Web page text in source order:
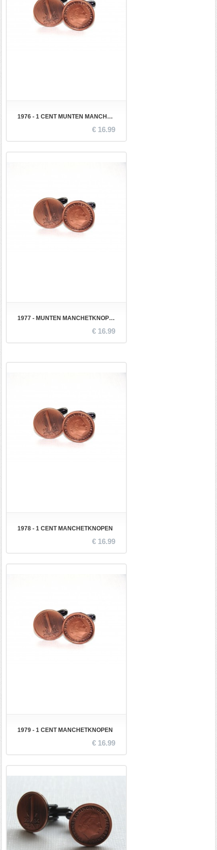
1976 - 1 CENT MUNTEN MANCHETKNOPEN
€ 16.99
1977 - MUNTEN MANCHETKNOPEN
€ 16.99
1978 - 1 CENT MANCHETKNOPEN
€ 16.99
1979 - 1 CENT MANCHETKNOPEN
€ 16.99